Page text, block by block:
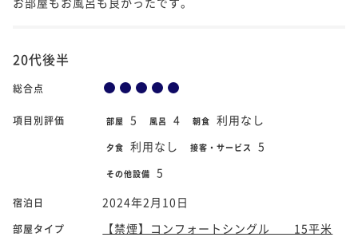
20代後半
総合点
項目別評価 部屋 5 風呂 4 朝食 利用なし
夕食 利用なし 接客・サービス 5
その他設備 5
宿泊日 2024年2月10日
部屋タイプ
【禁煙】コンフォートシングル 15平米